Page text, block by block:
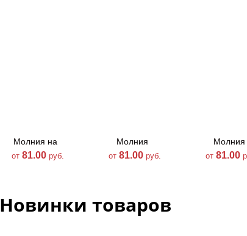
Молния на
атласе-357
от 81.00 руб.
Молния
атласная-512
от 81.00 руб.
Молния
от 81.00
Новинки товаров